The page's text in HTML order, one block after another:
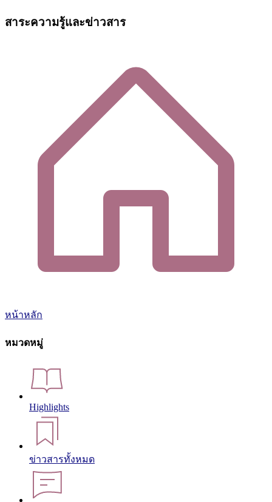
สาระความรู้และข่าวสาร
หน้าหลัก
หมวดหมู่
Highlights
ข่าวสารทั้งหมด